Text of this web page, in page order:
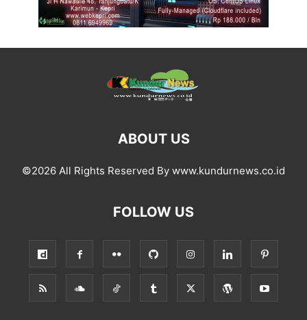
ABOUT US
©2026 All Rights Reserved By www.kundurnews.co.id
FOLLOW US